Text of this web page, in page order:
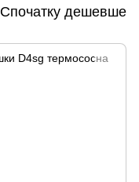
Спочатку дешевше